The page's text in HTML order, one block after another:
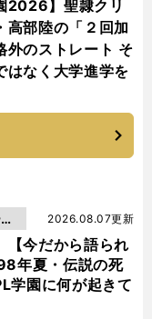
2026】聖隷クリ
高部陸の「２回加
外のストレート そ
はなく大学進学を
【今だから語られ
年夏・伝説の死
学園に何が起きて
2026.08.07更新